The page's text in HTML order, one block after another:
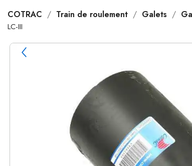
COTRAC Train de roulement Galets
LC-III